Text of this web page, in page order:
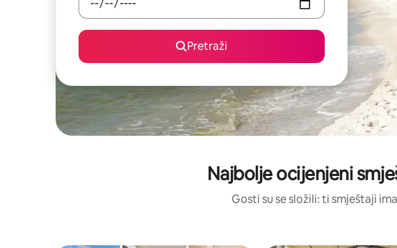
Pretraži
Najbolje ocijenjeni
Gosti su se složili: ti smještaji